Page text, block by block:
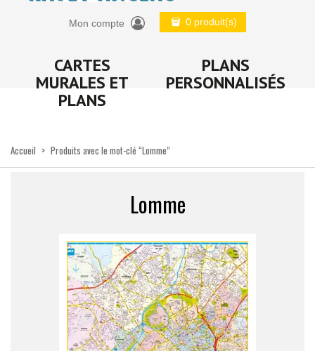
Mon compte 0 produit(s)
CARTES
MURALES ET
PLANS
PLANS
PERSONNALISÉS
Accueil > Produits avec le mot-clé “Lomme”
Lomme